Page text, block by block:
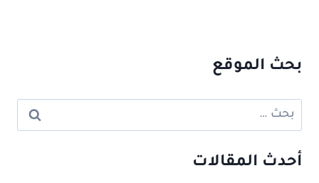
بحث الموقع
البحث
عن:
أحدث المقالات